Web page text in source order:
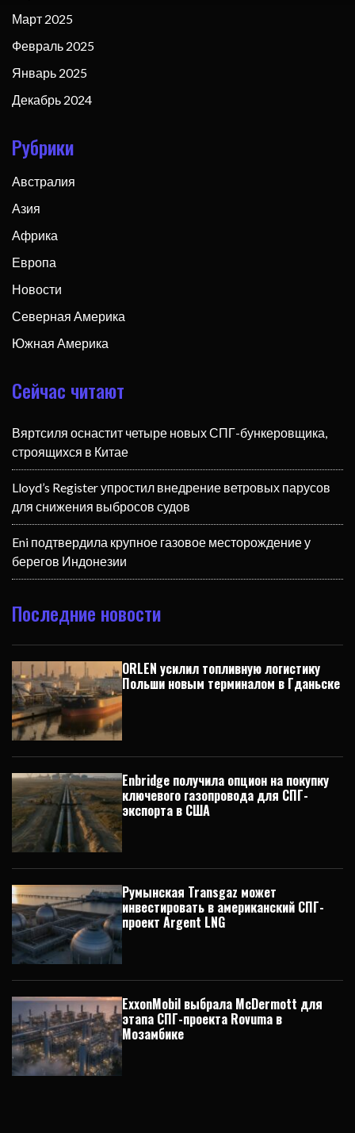
Март 2025
Февраль 2025
Январь 2025
Декабрь 2024
Рубрики
Австралия
Азия
Африка
Европа
Новости
Северная Америка
Южная Америка
Сейчас читают
Вяртсиля оснастит четыре новых СПГ-бункеровщика,
строящихся в Китае
Lloyd’s Register упростил внедрение ветровых парусов
для снижения выбросов судов
Eni подтвердила крупное газовое месторождение у
берегов Индонезии
Последние новости
ORLEN усилил топливную логистику
Польши новым терминалом в Гданьске
Enbridge получила опцион на покупку
ключевого газопровода для СПГ-
экспорта в США
Румынская Transgaz может
инвестировать в американский СПГ-
проект Argent LNG
ExxonMobil выбрала McDermott для
этапа СПГ-проекта Rovuma в
Мозамбике